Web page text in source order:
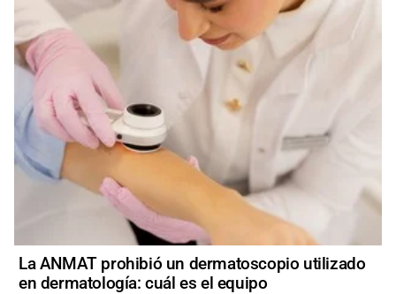
La ANMAT prohibió un dermatoscopio utilizado
en dermatología: cuál es el equipo